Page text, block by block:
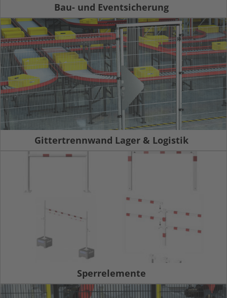
Bau- und Eventsicherung
Gittertrennwand Lager & Logistik
Sperrelemente